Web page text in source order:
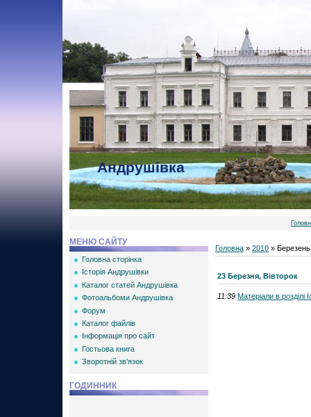
Андрушівка
МЕНЮ САЙТУ
Головна сторінка
Історія Андрушівки
Каталог статей Андрушівка
Фотоальбоми Андрушівка
Форум
Каталог файлів
Інформація про сайт
Гостьова книга
Зворотній зв'язок
ГОДИННИК
Головна » 2010 » Березень
23 Березня, Вівторок
11:39 Матеріали в розділі